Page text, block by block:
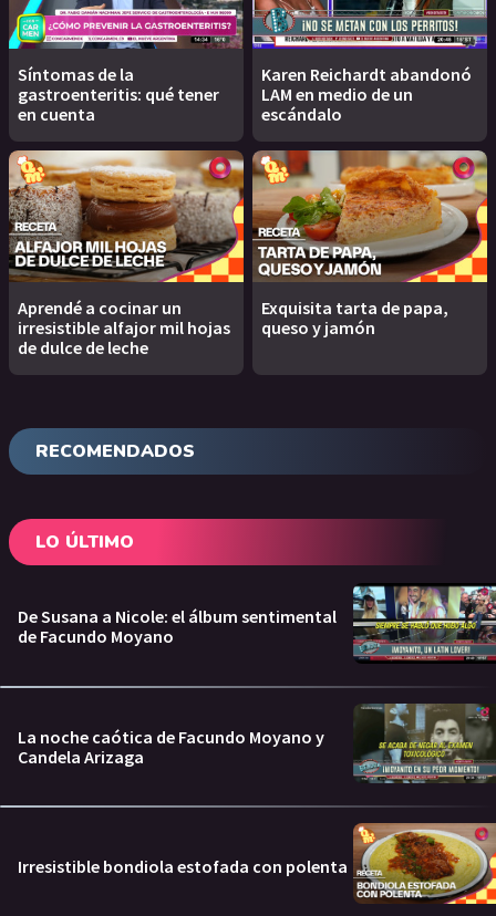
Síntomas de la
gastroenteritis: qué tener
en cuenta
Karen Reichardt abandonó
LAM en medio de un
escándalo
Aprendé a cocinar un
irresistible alfajor mil hojas
de dulce de leche
Exquisita tarta de papa,
queso y jamón
RECOMENDADOS
LO ÚLTIMO
De Susana a Nicole: el álbum sentimental
de Facundo Moyano
La noche caótica de Facundo Moyano y
Candela Arizaga
Irresistible bondiola estofada con polenta